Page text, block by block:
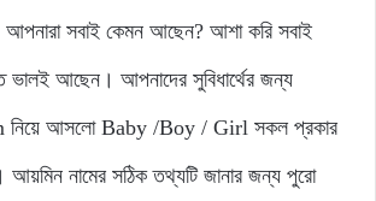
সবাই কেমন আছেন? আশা করি সবাই
ভালই আছেন। আপনাদের সুবিধার্থের জন্য
আসলো Baby /Boy / Girl সকল প্রকার
আয়মিন নামের সঠিক তথ্যটি জানার জন্য পুরো